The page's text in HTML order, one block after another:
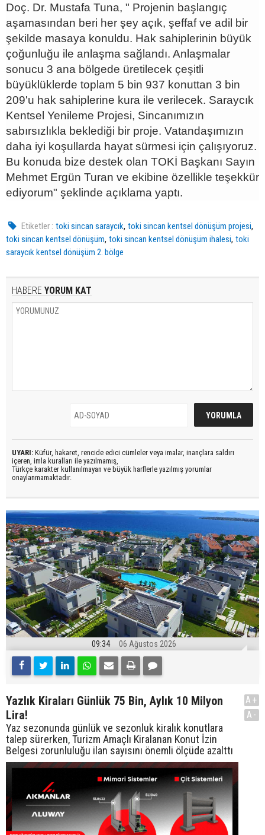
Doç. Dr. Mustafa Tuna, " Projenin başlangıç
aşamasından beri her şey açık, şeffaf ve adil bir
şekilde masaya konuldu. Hak sahiplerinin büyük
çoğunluğu ile anlaşma sağlandı. Anlaşmalar
sonucu 3 ana bölgede üretilecek çeşitli
büyüklüklerde toplam 5 bin 937 konuttan 3 bin
209'u hak sahiplerine kura ile verilecek. Saraycık
Kentsel Yenileme Projesi, Sincanımızın
sabırsızlıkla beklediği bir proje. Vatandaşımızın
daha iyi koşullarda hayat sürmesi için çalışıyoruz.
Bu konuda bize destek olan TOKİ Başkanı Sayın
Mehmet Ergün Turan ve ekibine özellikle teşekkür
ediyorum" şeklinde açıklama yaptı.
Etiketler : toki sincan saraycık,toki sincan kentsel dönüşüm projesi,
toki sincan kentsel dönüşüm, toki sincan kentsel dönüşüm ihalesi, toki
saraycık kentsel dönüşüm 2. bölge
HABERE YORUM KAT
UYARI: Küfür, hakaret, rencide edici cümleler veya imalar, inançlara saldırı
içeren, imla kuralları ile yazılmamış,
Türkçe karakter kullanılmayan ve büyük harflerle yazılmış yorumlar
onaylanmamaktadır.
09:34 06 Ağustos 2026
Yazlık Kiraları Günlük 75 Bin, Aylık 10 Milyon
Lira!
Yaz sezonunda günlük ve sezonluk kiralık konutlara
talep sürerken, Turizm Amaçlı Kiralanan Konut İzin
Belgesi zorunluluğu ilan sayısını önemli ölçüde azalttı
A+
A-